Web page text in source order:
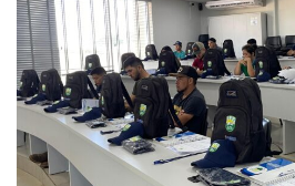
de
la
UNI/FaCAF
en